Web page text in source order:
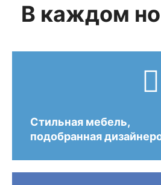
В каждом

Стильная мебель,
подобранная